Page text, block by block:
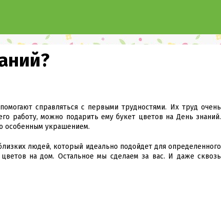
справляться с первыми трудностями. Их труд очень
работу, можно подарить ему букет цветов на День знаний.
особенным украшением.
людей, который идеально подойдет для определенного
на дом. Остальное мы сделаем за вас. И даже сквозь